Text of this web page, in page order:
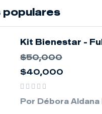
populares
Kit Bienestar -
$50,000
$40,000
Por Débora